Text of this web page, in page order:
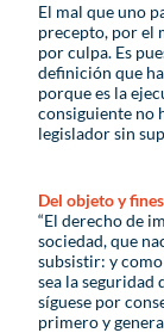
El mal que uno
precepto, por el
por culpa. Es
definición que
porque es la
consiguiente no
legislador sin
Del objeto y
“El derecho de
sociedad, que
subsistir: y
sea la seguridad
síguese por
primero y